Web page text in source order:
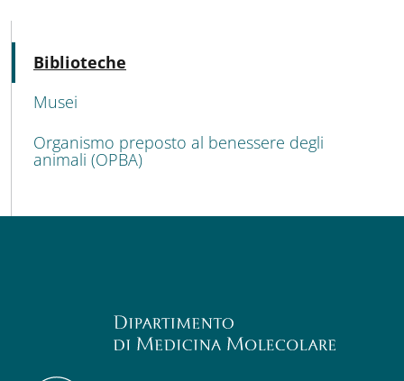
MENU CEV SECOND NAVIGATION
Biblioteche
Musei
Organismo preposto al benessere degli
animali (OPBA)